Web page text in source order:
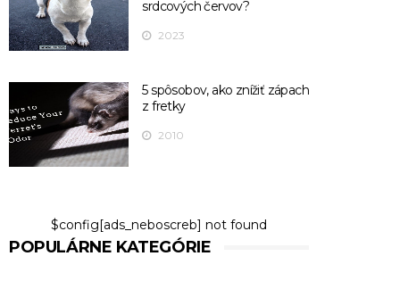
srdcových červov?
2023
5 spôsobov, ako znížiť zápach
z fretky
2010
$config[ads_neboscreb] not found
POPULÁRNE KATEGÓRIE